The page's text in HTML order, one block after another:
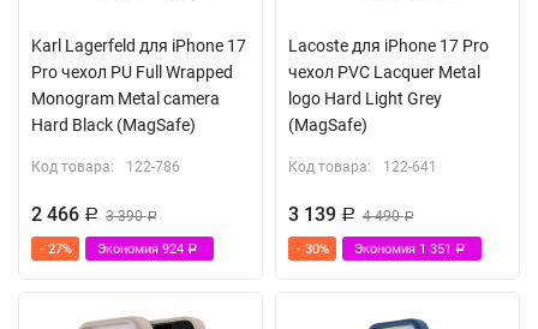
Karl Lagerfeld для iPhone 17
Pro чехол PU Full Wrapped
Monogram Metal camera
Hard Black (MagSafe)
Код товара: 122-786
2 466 Р 3 390Р
- 27% Экономия 924 Р
Lacoste для iPhone 17 Pro
чехол PVC Lacquer Metal
logo Hard Light Grey
(MagSafe)
Код товара: 122-641
3 139 Р 4 490Р
- 30% Экономия 1 351 Р